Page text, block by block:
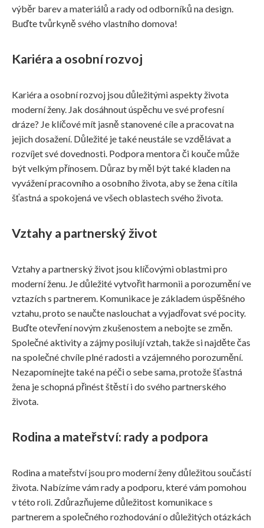
výběr barev a materiálů a rady od odborníků na design.
Buďte tvůrkyně svého vlastního domova!
Kariéra a osobní rozvoj
Kariéra a osobní rozvoj jsou důležitými aspekty života
moderní ženy. Jak dosáhnout úspěchu ve své profesní
dráze? Je klíčové mít jasně stanovené cíle a pracovat na
jejich dosažení. Důležité je také neustále se vzdělávat a
rozvíjet své dovednosti. Podpora mentora či kouče může
být velkým přínosem. Důraz by měl být také kladen na
vyvážení pracovního a osobního života, aby se žena cítila
šťastná a spokojená ve všech oblastech svého života.
Vztahy a partnerský život
Vztahy a partnerský život jsou klíčovými oblastmi pro
moderní ženu. Je důležité vytvořit harmonii a porozumění ve
vztazích s partnerem. Komunikace je základem úspěšného
vztahu, proto se naučte naslouchat a vyjadřovat své pocity.
Buďte otevření novým zkušenostem a nebojte se změn.
Společné aktivity a zájmy posilují vztah, takže si najděte čas
na společné chvíle plné radosti a vzájemného porozumění.
Nezapomínejte také na péči o sebe sama, protože šťastná
žena je schopná přinést štěstí i do svého partnerského
života.
Rodina a mateřství: rady a podpora
Rodina a mateřství jsou pro moderní ženy důležitou součástí
života. Nabízíme vám rady a podporu, které vám pomohou
v této roli. Zdůrazňujeme důležitost komunikace s
partnerem a společného rozhodování o důležitých otázkách